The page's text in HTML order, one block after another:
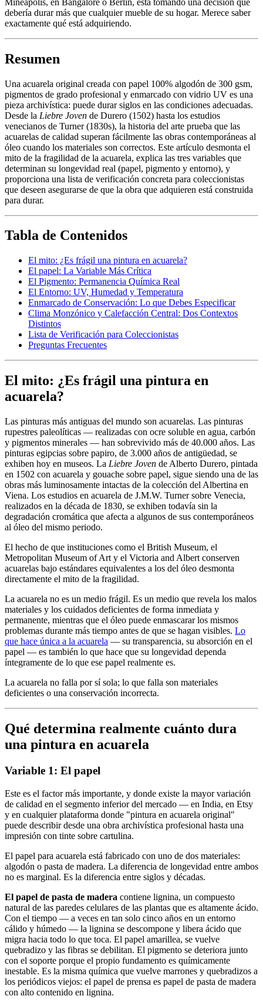
debería durar más que cualquier mueble de su hogar. Merece saber
exactamente qué está adquiriendo.
Resumen
Una acuarela original creada con papel 100% algodón de 300 gsm,
pigmentos de grado profesional y enmarcado con vidrio UV es una
pieza archivística: puede durar siglos en las condiciones adecuadas.
Desde la Liebre Joven de Durero (1502) hasta los estudios
venecianos de Turner (1830s), la historia del arte prueba que las
acuarelas de calidad superan fácilmente las obras contemporáneas al
óleo cuando los materiales son correctos. Este artículo desmonta el
mito de la fragilidad de la acuarela, explica las tres variables que
determinan su longevidad real (papel, pigmento y entorno), y
proporciona una lista de verificación concreta para coleccionistas
que deseen asegurarse de que la obra que adquieren está construida
para durar.
Tabla de Contenidos
El mito: ¿Es frágil una pintura en acuarela?
El papel: La Variable Más Crítica
El Pigmento: Permanencia Química Real
El Entorno: UV, Humedad y Temperatura
Enmarcado de Conservación: Lo que Debes Especificar
Clima Monzónico y Calefacción Central: Dos Contextos
Distintos
Lista de Verificación para Coleccionistas
Preguntas Frecuentes
El mito: ¿Es frágil una pintura en
acuarela?
Las pinturas más antiguas del mundo son acuarelas. Las pinturas
rupestres paleolíticas — realizadas con ocre soluble en agua, carbón
y pigmentos minerales — han sobrevivido más de 40.000 años. Las
pinturas egipcias sobre papiro, de 3.000 años de antigüedad, se
exhiben hoy en museos. La Liebre Joven de Alberto Durero, pintada
en 1502 con acuarela y gouache sobre papel, sigue siendo una de las
obras más luminosamente intactas de la colección del Albertina en
Viena. Los estudios en acuarela de J.M.W. Turner sobre Venecia,
realizados en la década de 1830, se exhiben todavía sin la
degradación cromática que afecta a algunos de sus contemporáneos
al óleo del mismo periodo.
El hecho de que instituciones como el British Museum, el
Metropolitan Museum of Art y el Victoria and Albert conserven
acuarelas bajo estándares equivalentes a los del óleo desmonta
directamente el mito de la fragilidad.
La acuarela no es un medio frágil. Es un medio que revela los malos
materiales y los cuidados deficientes de forma inmediata y
permanente, mientras que el óleo puede enmascarar los mismos
problemas durante más tiempo antes de que se hagan visibles. Lo
que hace única a la acuarela — su transparencia, su absorción en el
papel — es también lo que hace que su longevidad dependa
íntegramente de lo que ese papel realmente es.
La acuarela no falla por sí sola; lo que falla son materiales
deficientes o una conservación incorrecta.
Qué determina realmente cuánto dura
una pintura en acuarela
Variable 1: El papel
Este es el factor más importante, y donde existe la mayor variación
de calidad en el segmento inferior del mercado — en India, en Etsy
y en cualquier plataforma donde "pintura en acuarela original"
puede describir desde una obra archivística profesional hasta una
impresión con tinte sobre cartulina.
El papel para acuarela está fabricado con uno de dos materiales:
algodón o pasta de madera. La diferencia de longevidad entre ambos
no es marginal. Es la diferencia entre siglos y décadas.
El papel de pasta de madera contiene lignina, un compuesto
natural de las paredes celulares de las plantas que es altamente ácido.
Con el tiempo — a veces en tan solo cinco años en un entorno
cálido y húmedo — la lignina se descompone y libera ácido que
migra hacia todo lo que toca. El papel amarillea, se vuelve
quebradizo y las fibras se debilitan. El pigmento se deteriora junto
con el soporte porque el propio fundamento es químicamente
inestable. Es la misma química que vuelve marrones y quebradizos a
los periódicos viejos: el papel de prensa es papel de pasta de madera
con alto contenido en lignina.